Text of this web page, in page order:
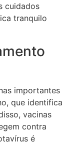
cuidados
tranquilo
importantes
que identifica
vacinas
contra
é